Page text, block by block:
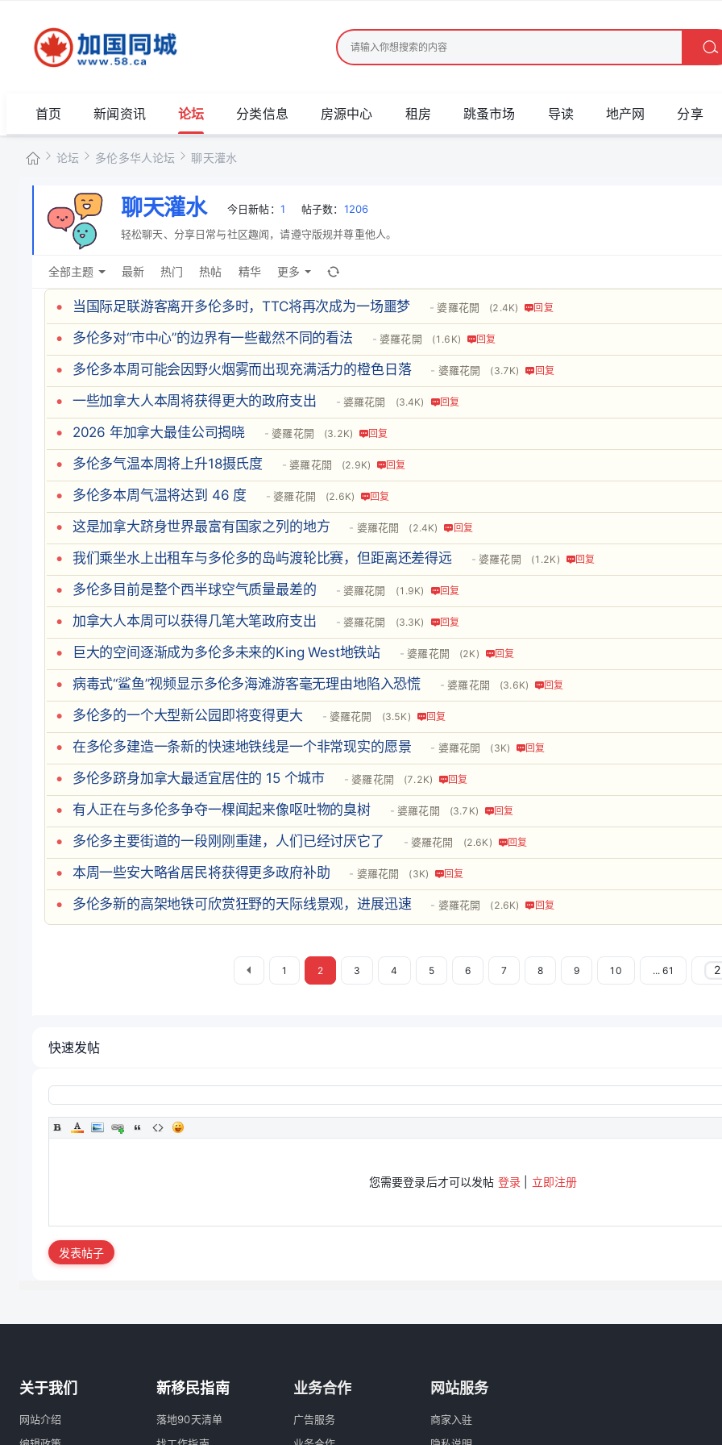
首页 新闻资讯 论坛 分类信息 房源中心 租房 跳蚤市场 导读 地产网 分享
加
»
论坛
›
多伦多华人论坛 聊天灌水
聊天灌水 今日新帖： 1 帖子数： 1206
轻松聊天、分享日常与社区趣闻，请遵守版规并尊重他人。
全部主题 最新 热门 热帖 精华 更多
当国际足联游客离开多伦多时，TTC将再次成为一场噩梦 婆羅花開 (2.4K) 回复
多伦多对“市中心”的边界有一些截然不同的看法 婆羅花開 (1.6K) 回复
多伦多本周可能会因野火烟雾而出现充满活力的橙色日落 婆羅花開 (3.7K) 回复
一些加拿大人本周将获得更大的政府支出 婆羅花開 (3.4K) 回复
2026 年加拿大最佳公司揭晓 婆羅花開 (3.2K) 回复
多伦多气温本周将上升18摄氏度 婆羅花開 (2.9K) 回复
多伦多本周气温将达到 46 度 婆羅花開 (2.6K) 回复
这是加拿大跻身世界最富有国家之列的地方 婆羅花開 (2.4K) 回复
我们乘坐水上出租车与多伦多的岛屿渡轮比赛，但距离还差得远 婆羅花開 (1.2K) 回复
多伦多目前是整个西半球空气质量最差的 婆羅花開 (1.9K) 回复
加拿大人本周可以获得几笔大笔政府支出 婆羅花開 (3.3K) 回复
巨大的空间逐渐成为多伦多未来的King West地铁站 婆羅花開 (2K) 回复
病毒式“鲨鱼”视频显示多伦多海滩游客毫无理由地陷入恐慌 婆羅花開 (3.6K) 回复
多伦多的一个大型新公园即将变得更大 婆羅花開 (3.5K) 回复
在多伦多建造一条新的快速地铁线是一个非常现实的愿景 婆羅花開 (3K) 回复
多伦多跻身加拿大最适宜居住的 15 个城市 婆羅花開 (7.2K) 回复
有人正在与多伦多争夺一棵闻起来像呕吐物的臭树 婆羅花開 (3.7K) 回复
多伦多主要街道的一段刚刚重建，人们已经讨厌它了 婆羅花開 (2.6K) 回复
本周一些安大略省居民将获得更多政府补助 婆羅花開 (3K) 回复
多伦多新的高架地铁可欣赏狂野的天际线景观，进展迅速 婆羅花開 (2.6K) 回复
1 2 3 4 5 6 7 8 9 10 ... 61
快速发帖
您需要登录后才可以发帖 登录 立即注册
发表帖子
关于我们
网站介绍
新移民指南
落地90天清单
业务合作
广告服务
网站服务
商家入驻